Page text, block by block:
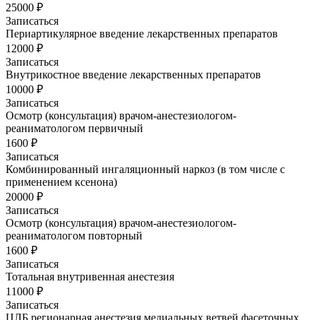
25000 ₽
Записаться
Периартикулярное введение лекарственных препаратов
12000 ₽
Записаться
Внутрикостное введение лекарственных препаратов
10000 ₽
Записаться
Осмотр (консультация) врачом-анестезиологом-
реаниматологом первичный
1600 ₽
Записаться
Комбинированный ингаляционный наркоз (в том числе с
применением ксенона)
20000 ₽
Записаться
Осмотр (консультация) врачом-анестезиологом-
реаниматологом повторный
1600 ₽
Записаться
Тотальная внутривенная анестезия
11000 ₽
Записаться